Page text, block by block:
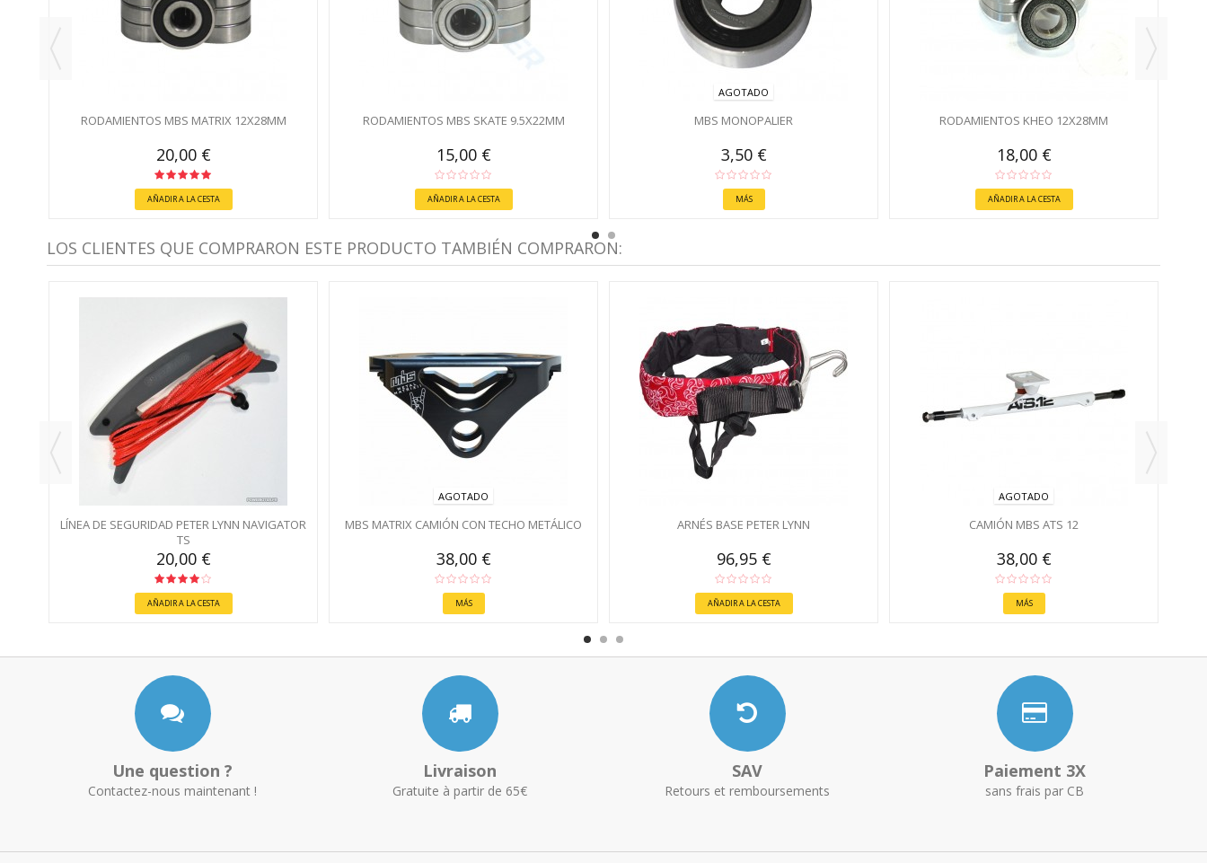
RODAMIENTOS MBS MATRIX 12X28MM
20,00 €
AÑADIR A LA CESTA
RODAMIENTOS MBS SKATE 9.5X22MM
15,00 €
AÑADIR A LA CESTA
AGOTADO
MBS MONOPALIER
3,50 €
MÁS
RODAMIENTOS KHEO 12X28MM
18,00 €
AÑADIR A LA CESTA
LOS CLIENTES QUE COMPRARON ESTE PRODUCTO TAMBIÉN COMPRARON:
LÍNEA DE SEGURIDAD PETER LYNN NAVIGATOR
TS
20,00 €
AÑADIR A LA CESTA
AGOTADO
MBS MATRIX CAMIÓN CON TECHO METÁLICO
38,00 €
MÁS
ARNÉS BASE PETER LYNN
96,95 €
AÑADIR A LA CESTA
AGOTADO
CAMIÓN MBS ATS 12
38,00 €
MÁS
Une question ?
Contactez-nous maintenant !
Livraison
Gratuite à partir de 65€
SAV
Retours et remboursements
Paiement 3X
sans frais par CB